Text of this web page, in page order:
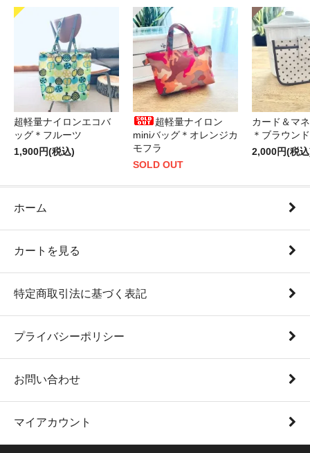
超軽量ナイロンエコバ
ッグ＊フルーツ
1,900円(税込)
超軽量ナイロン
miniバッグ＊オレンジカ
モフラ
SOLD OUT
カード＆マ
＊ブラウン
2,000円(税
ホーム
カートを見る
特定商取引法に基づく表記
プライバシーポリシー
お問い合わせ
マイアカウント